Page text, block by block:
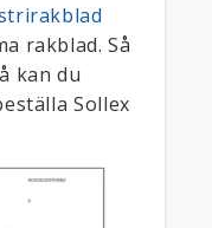
rakblad. Så
kan du
Sollex